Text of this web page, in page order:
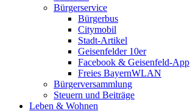
Bürgerservice
Bürgerbus
Citymobil
Stadt-Artikel
Geisenfelder 10er
Facebook & Geisenfeld-App
Freies BayernWLAN
Bürgerversammlung
Steuern und Beiträge
Leben & Wohnen